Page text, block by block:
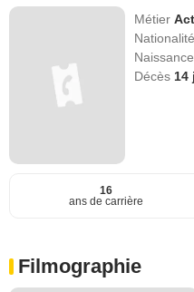
Métier
Naissance
Décès 14
16
ans de carrière
Filmographie